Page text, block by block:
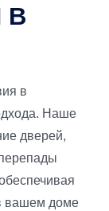
В
в
Наше
дверей,
вашем доме